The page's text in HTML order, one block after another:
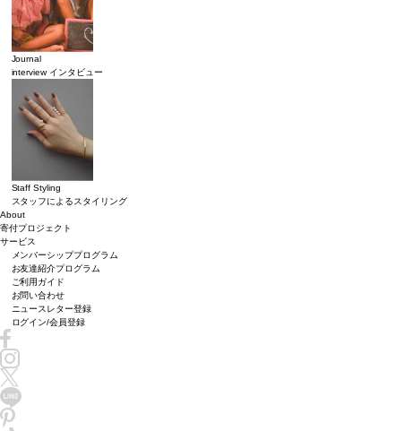
Journal
interview インタビュー
Staff Styling
スタッフによるスタイリング
About
寄付プロジェクト
サービス
メンバーシッププログラム
お友達紹介プログラム
ご利用ガイド
お問い合わせ
ニュースレター登録
ログイン/会員登録